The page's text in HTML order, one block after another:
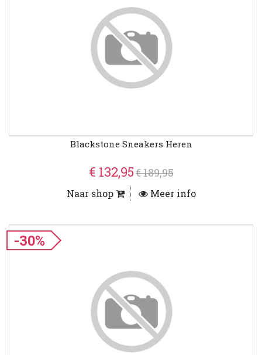
Blackstone Sneakers Heren
€ 132,95€ 189,95
Naar shop Meer info
-30%